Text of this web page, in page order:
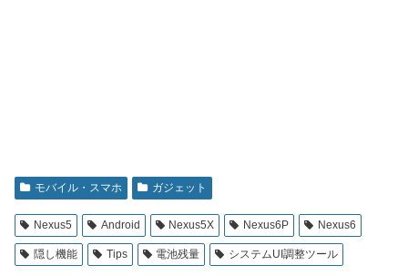
モバイル・スマホ ガジェット
Nexus5 Android Nexus5X Nexus6P Nexus6
隠し機能 Tips 電池残量 システムUI調整ツール